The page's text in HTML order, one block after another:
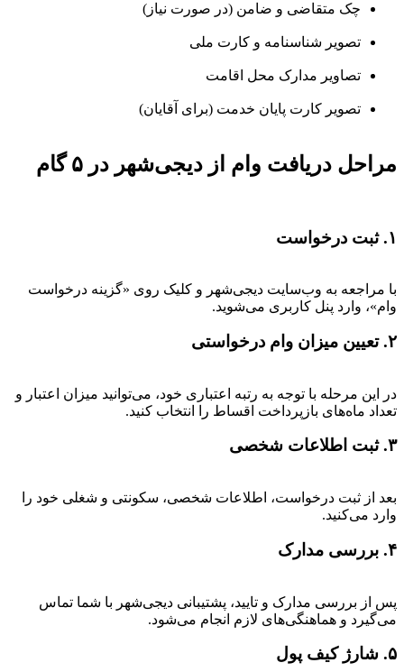
چک متقاضی و ضامن (در صورت نیاز)
تصویر شناسنامه و کارت ملی
تصاویر مدارک محل اقامت
تصویر کارت پایان خدمت (برای آقایان)
مراحل دریافت وام از دیجی‌شهر در ۵ گام
۱. ثبت درخواست
با مراجعه به وب‌سایت دیجی‌شهر و کلیک روی «گزینه درخواست
وام»، وارد پنل کاربری می‌شوید.
۲. تعیین میزان وام درخواستی
در این مرحله با توجه به رتبه اعتباری خود، می‌توانید میزان اعتبار و
تعداد ماه‌های بازپرداخت اقساط را انتخاب کنید.
۳. ثبت اطلاعات شخصی
بعد از ثبت درخواست، اطلاعات شخصی، سکونتی و شغلی خود را
وارد می‌کنید.
۴. بررسی مدارک
پس از بررسی مدارک و تایید، پشتیبانی دیجی‌شهر با شما تماس
می‌گیرد و هماهنگی‌های لازم انجام می‌شود.
۵. شارژ کیف پول